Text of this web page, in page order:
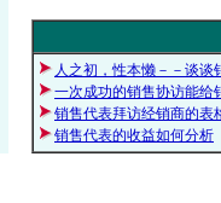
人之初，性本懒－－谈谈
一次成功的销售协访能给
销售代表拜访经销商的表
销售代表的收益如何分析